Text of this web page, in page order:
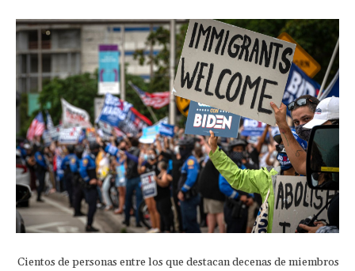
Cientos de personas entre los que destacan decenas de miembros